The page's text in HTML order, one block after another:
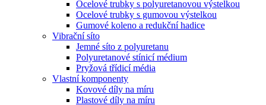
Ocelové trubky s polyuretanovou výstelkou
Ocelové trubky s gumovou výstelkou
Gumové koleno a redukční hadice
Vibrační síto
Jemné síto z polyuretanu
Polyuretanové stínicí médium
Pryžová třídicí média
Vlastní komponenty
Kovové díly na míru
Plastové díly na míru